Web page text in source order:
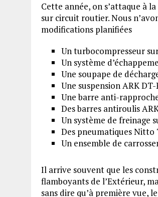
Cette année, on s’attaque à
sur circuit routier. Nous
modifications planifiées
Un turbocompresseur
Un système
Une soupape de
Une suspension ARK DT-
Une barre anti-
Des barres antiroulis
Un système de freinage
Des pneumatiques Nitto
Un ensemble de
Il arrive souvent que les
flamboyants de l’Extérieur,
sans dire qu’à première vue,